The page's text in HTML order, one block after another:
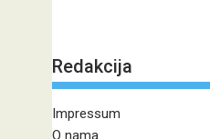
Redakcija
Impressum
O nama